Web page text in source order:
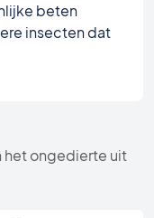
beten
insecten dat
het ongedierte uit